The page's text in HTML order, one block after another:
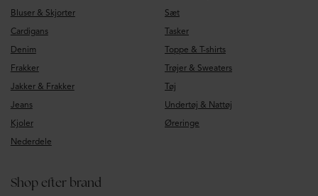
Bluser & Skjorter
Cardigans
Denim
Frakker
Jakker & Frakker
Jeans
Kjoler
Nederdele
Sæt
Tasker
Toppe & T-shirts
Trøjer & Sweaters
Tøj
Undertøj & Nattøj
Øreringe
Shop efter brand